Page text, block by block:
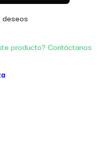
deseos
producto? Contáctanos